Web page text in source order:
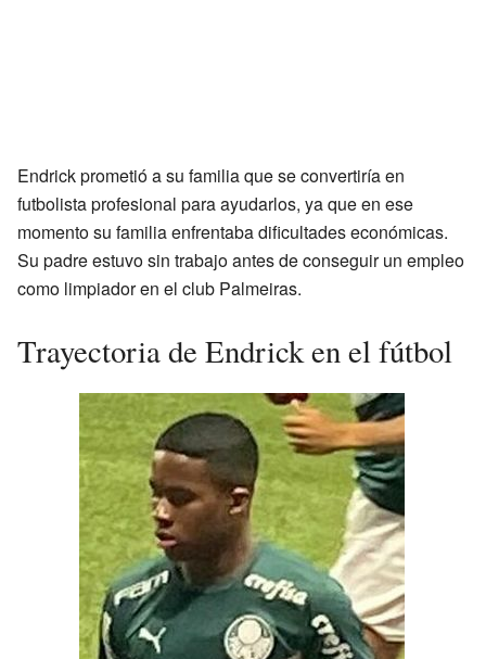
Endrick prometió a su familia que se convertiría en
futbolista profesional para ayudarlos, ya que en ese
momento su familia enfrentaba dificultades económicas.
Su padre estuvo sin trabajo antes de conseguir un empleo
como limpiador en el club Palmeiras.
Trayectoria de Endrick en el fútbol